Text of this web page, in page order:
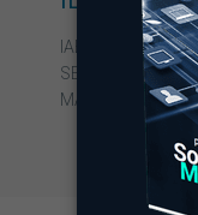
IAB SEMINAR
SEMINAR DI
MARKETING, È